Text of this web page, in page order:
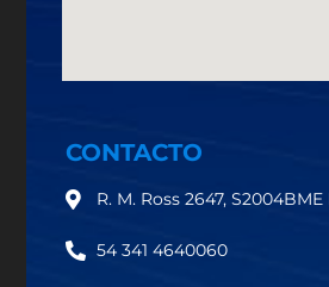
CONTACTO
R. M. Ross 2647,
54 341 4640060